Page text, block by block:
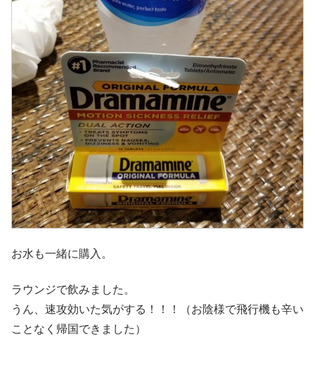
お水も一緒に購入。
ラウンジで飲みました。
うん、速攻効いた気がする！！！（お陰様で飛行機も辛い
ことなく帰国できました）